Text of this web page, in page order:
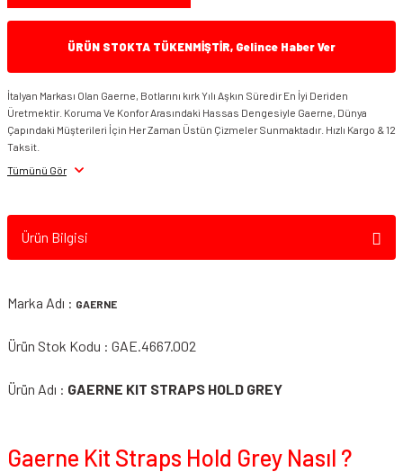
ÜRÜN STOKTA TÜKENMİŞTİR, Gelince Haber Ver
İtalyan Markası Olan Gaerne, Botlarını kırk Yılı Aşkın Süredir En İyi Deriden
Üretmektir. Koruma Ve Konfor Arasındaki Hassas Dengesiyle Gaerne, Dünya
Çapındaki Müşterileri İçin Her Zaman Üstün Çizmeler Sunmaktadır. Hızlı Kargo & 12
Taksit.
Tümünü Gör
Ürün Bilgisi
Marka Adı : GAERNE
Ürün Stok Kodu : GAE.4667.002
Ürün Adı : GAERNE KIT STRAPS HOLD GREY
Gaerne Kit Straps Hold Grey Nasıl ?